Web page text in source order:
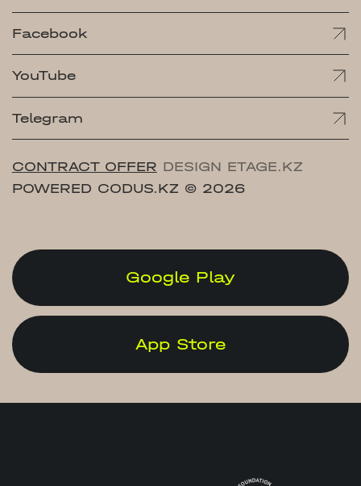
Facebook
YouTube
Telegram
CONTRACT OFFER DESIGN ETAGE.KZ
POWERED CODUS.KZ © 2026
Google Play
App Store